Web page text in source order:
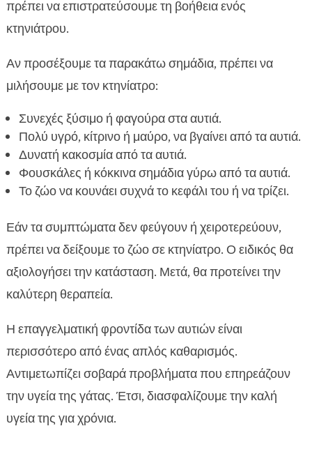
πρέπει να επιστρατεύσουμε τη βοήθεια ενός
κτηνιάτρου.
Αν προσέξουμε τα παρακάτω σημάδια, πρέπει να
μιλήσουμε με τον κτηνίατρο:
Συνεχές ξύσιμο ή φαγούρα στα αυτιά.
Πολύ υγρό, κίτρινο ή μαύρο, να βγαίνει από τα αυτιά.
Δυνατή κακοσμία από τα αυτιά.
Φουσκάλες ή κόκκινα σημάδια γύρω από τα αυτιά.
Το ζώο να κουνάει συχνά το κεφάλι του ή να τρίζει.
Εάν τα συμπτώματα δεν φεύγουν ή χειροτερεύουν,
πρέπει να δείξουμε το ζώο σε κτηνίατρο. Ο ειδικός θα
αξιολογήσει την κατάσταση. Μετά, θα προτείνει την
καλύτερη θεραπεία.
Η επαγγελματική φροντίδα των αυτιών είναι
περισσότερο από ένας απλός καθαρισμός.
Αντιμετωπίζει σοβαρά προβλήματα που επηρεάζουν
την υγεία της γάτας. Έτσι, διασφαλίζουμε την καλή
υγεία της για χρόνια.